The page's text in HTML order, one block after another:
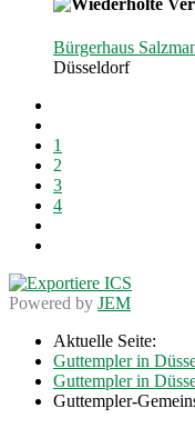
Bürgerhaus
Düsseldorf
1
2
3
4
Powered by JEM
Aktuelle Seite:
Guttempler in
Guttempler in
Guttempler-